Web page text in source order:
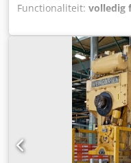
Functionaliteit: volledig
Persmodel: T160 CNR6
Bouwjaar: 2000
13.800 Nominaal
Minimaal/maximaal
Aantal invoegingen: 17
BAR 4,0÷5,5 Maximale
355 mm. Energie
Minimaal/maximaal
mm. PMI hoge